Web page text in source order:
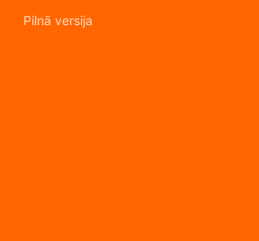
Pilnā versija